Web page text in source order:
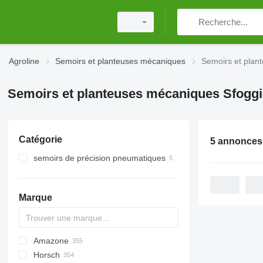
Agroline Semoirs et planteuses mécaniques Semoirs et
Semoirs et planteuses mécaniques
Catégorie
semoirs de précision pneumatiques
Marque
DA
Monopill
ATO30
SN300
Amazone
AD
Double
Green Plains
Aeromat
Ferti-Box FB
S-series
5710
8
Falcon
SZF
Multicorn
Manta
R-series
CPH
MATRIX
VL
DK
DSX
Horsch
5